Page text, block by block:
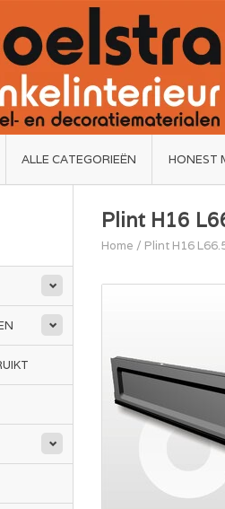
ALLE CATEGORIEËN HONEST
Plint H16
Home / Plint H16